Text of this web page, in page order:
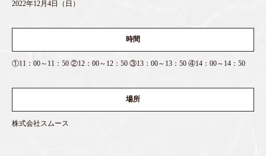
2022年12月4日（日）
時間
①11：00～11：50 ②12：00～12：50 ③13：00～13：50 ④14：00～14：50
場所
株式会社スムース